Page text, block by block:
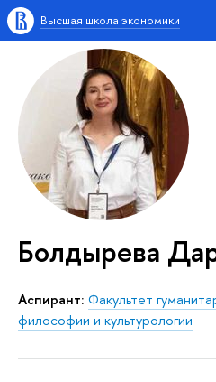
Высшая школа экономики
Болдырева
Аспирант: Факультет
философии и культурологии